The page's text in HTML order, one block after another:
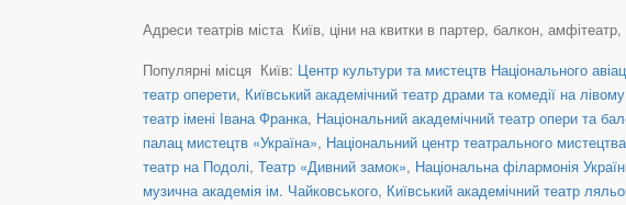
Адреси театрів міста Київ, ціни на квитки в партер, балкон,
Популярні місця Київ: Центр культури та мистецтв Національного
театр оперети, Київський академічний театр драми та комедії на
театр імені Івана Франка, Національний академічний театр опери та
палац мистецтв «Україна», Національний центр театрального
театр на Подолі, Театр «Дивний замок», Національна філармонія
музична академія ім. Чайковського, Київський академічний театр